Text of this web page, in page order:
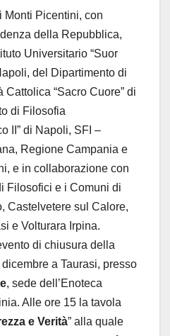
Monti Picentini, con
della Repubblica,
Universitario “Suor
del Dipartimento di
Cattolica “Sacro Cuore” di
di Filosofia
II” di Napoli, SFI –
Regione Campania e
e in collaborazione con
Filosofici e i Comuni di
Castelvetere sul Calore,
e Volturara Irpina.
di chiusura della
a Taurasi, presso
, sede dell’Enoteca
Alle ore 15 la tavola
e Verità” alla quale